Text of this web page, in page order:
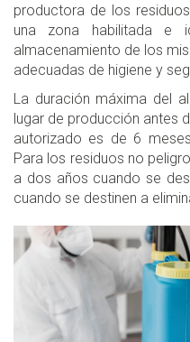
productora de los
una zona habilitada e
almacenamiento de los
adecuadas de higiene y
La duración máxima del
lugar de producción antes
autorizado es de 6
Para los residuos no
a dos años cuando se
cuando se destinen a